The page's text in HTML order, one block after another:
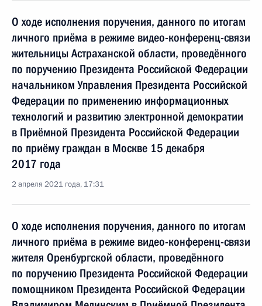
О ходе исполнения поручения, данного по итогам
личного приёма в режиме видео-конференц-связи
жительницы Астраханской области, проведённого
по поручению Президента Российской Федерации
начальником Управления Президента Российской
Федерации по применению информационных
технологий и развитию электронной демократии
в Приёмной Президента Российской Федерации
по приёму граждан в Москве 15 декабря
2017 года
2 апреля 2021 года, 17:31
О ходе исполнения поручения, данного по итогам
личного приёма в режиме видео-конференц-связи
жителя Оренбургской области, проведённого
по поручению Президента Российской Федерации
помощником Президента Российской Федерации